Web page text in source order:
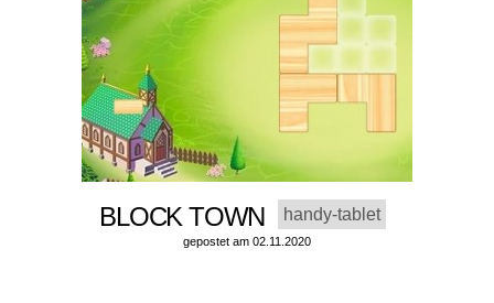
BLOCK TOWN handy-tablet
gepostet am 02.11.2020